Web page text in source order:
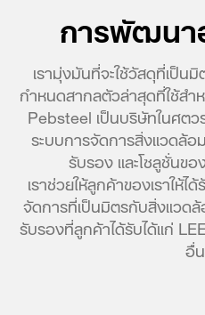
การพัฒนา
เรามุ่งมันที่จะใช้วัสดุที่เป็น
กำหนดสากลตัวล่าสุดที่ใช้สำ
Pebsteel เป็นบริษัทในศต
ระบบการจัดการสิ่งแวด
รับรอง และโซลูชั่นข
เราช่วยให้ลูกค้าของเราให้
จัดการที่เป็นมิตรกับสิ่งแวด
รับรองที่ลูกค้าได้รับได้แก่
อื่